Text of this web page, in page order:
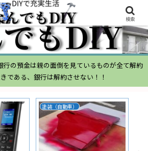
行の預金は親の面倒を見ているものが全て解約
である、銀行は解約させない！！
塗装（自動車）
検索